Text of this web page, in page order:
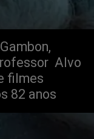
Alvo
filmes
82 anos